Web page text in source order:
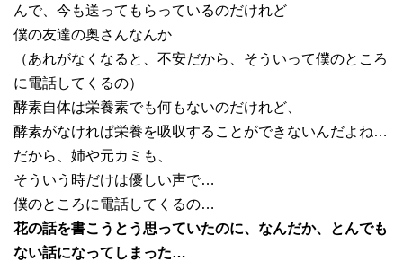
んで、今も送ってもらっているのだけれど
僕の友達の奥さんなんか
（あれがなくなると、不安だから、そういって僕のところ
に電話してくるの）
酵素自体は栄養素でも何もないのだけれど、
酵素がなければ栄養を吸収することができないんだよね…
だから、姉や元カミも、
そういう時だけは優しい声で…
僕のところに電話してくるの…
花の話を書こうとう思っていたのに、なんだか、とんでも
ない話になってしまった…